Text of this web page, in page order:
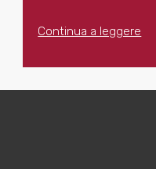
Continua a leggere